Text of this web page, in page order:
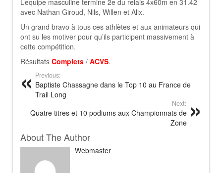
L’équipe masculine termine 2e du relais 4x60m en 31.42
avec Nathan Giroud, Nils, Willen et Alix.
Un grand bravo à tous ces athlètes et aux animateurs qui
ont su les motiver pour qu’ils participent massivement à
cette compétition.
Résultats Complets / ACVS.
Previous:
Baptiste Chassagne dans le Top 10 au France de
Trail Long
Next:
Quatre titres et 10 podiums aux Championnats de
Zone
About The Author
Webmaster